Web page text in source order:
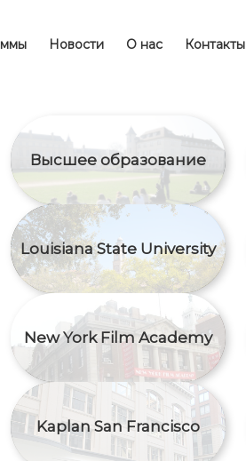
Новости О нас Контакты
Высшее образование
Louisiana State University
New York Film Academy
Kaplan San Francisco